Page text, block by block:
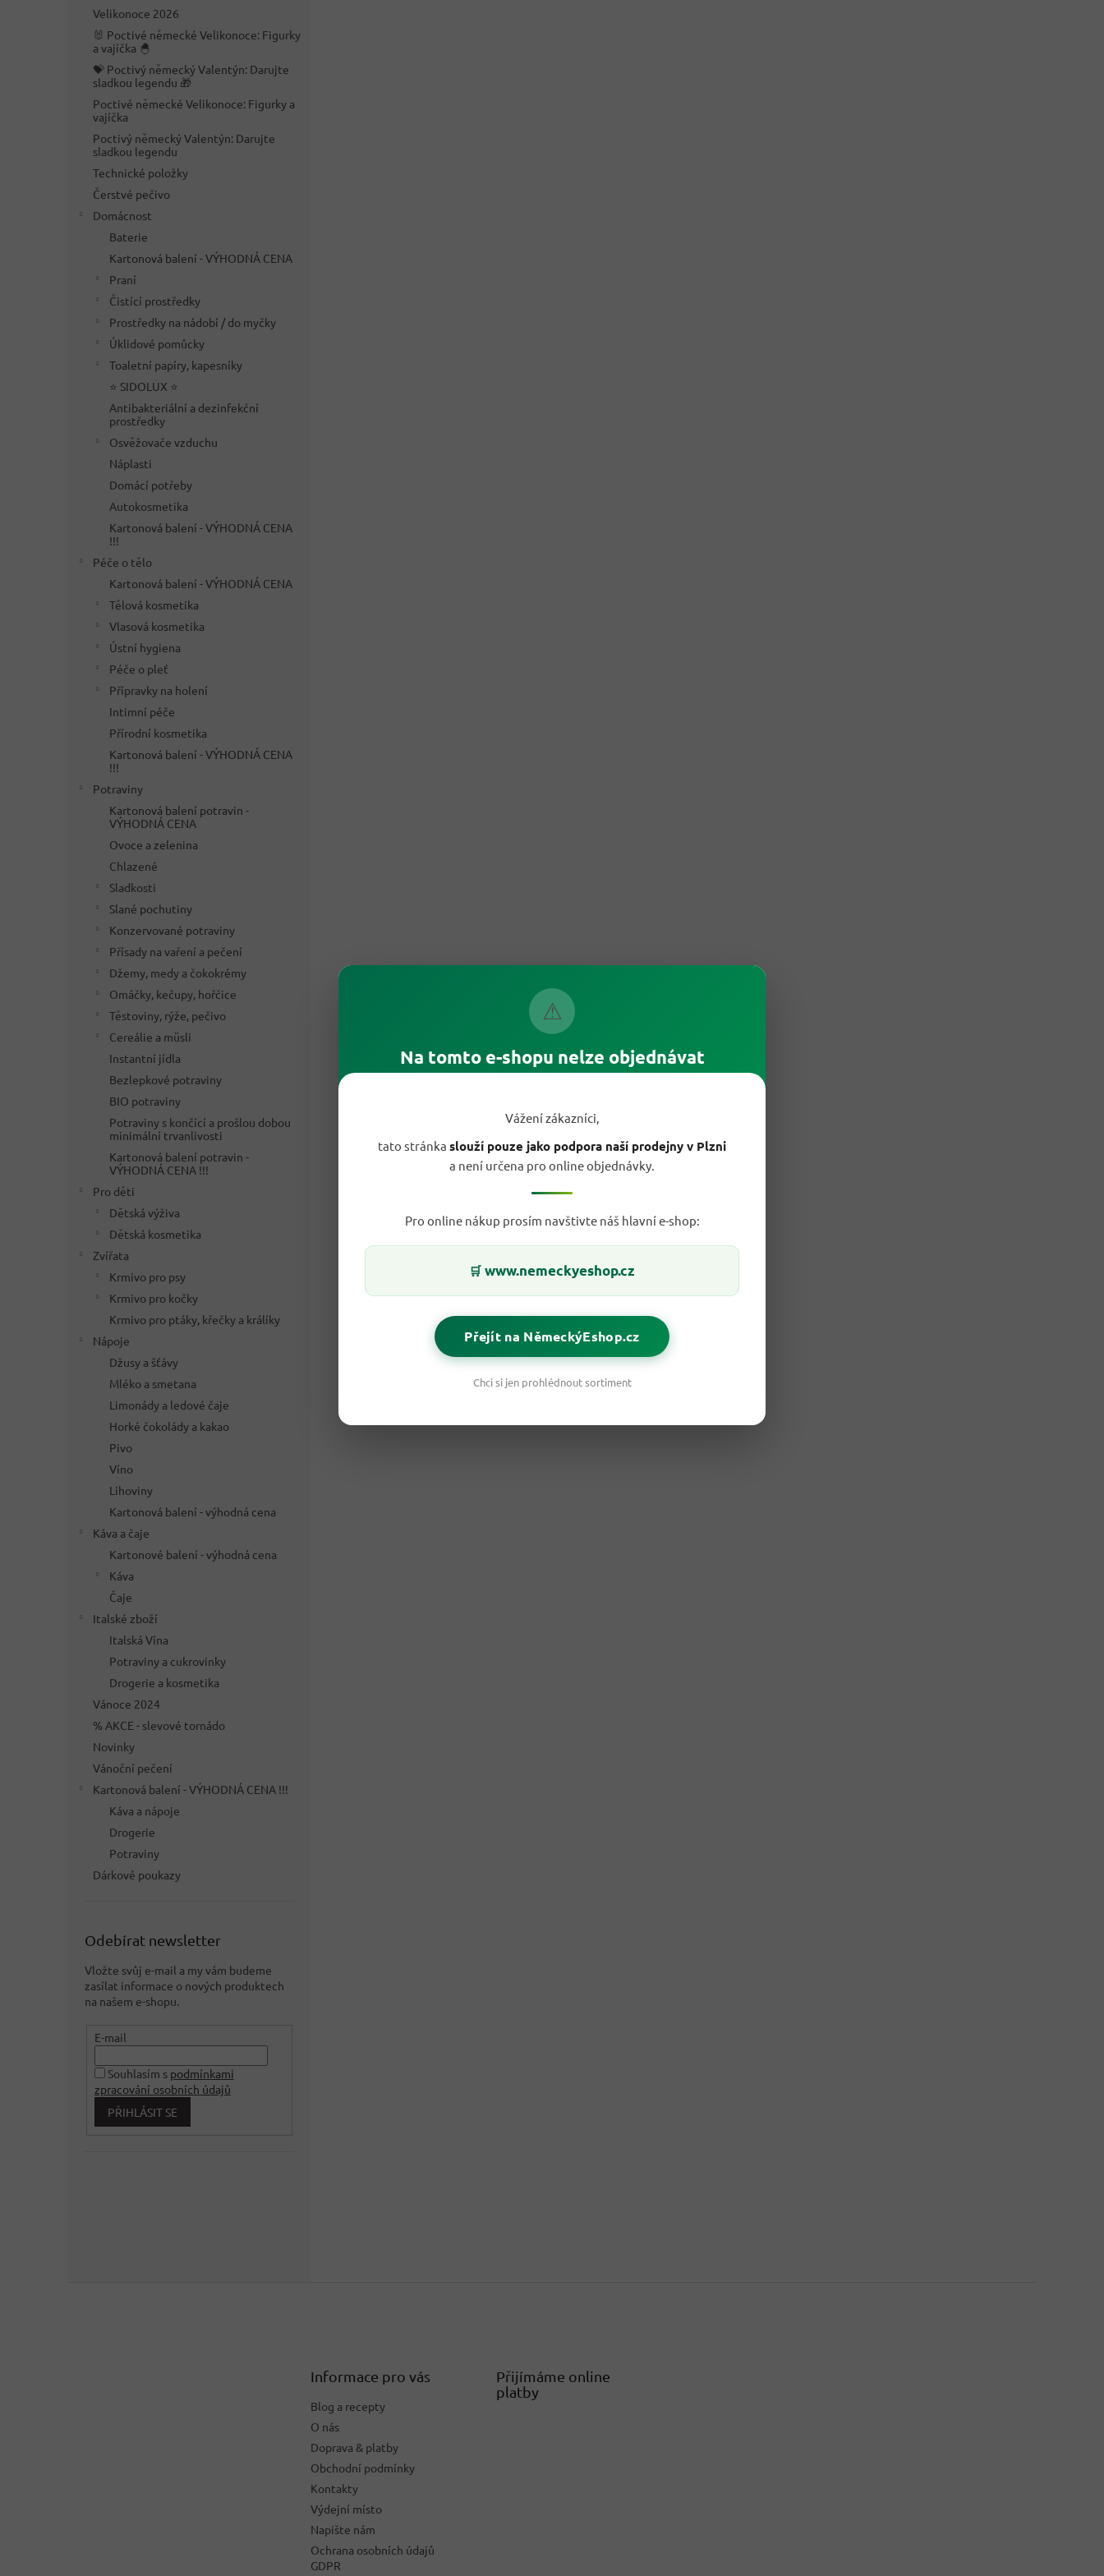
⚠
Na tomto e-shopu nelze objednávat
Vážení zákazníci,
tato stránka slouží pouze jako podpora naší prodejny v Plzni
a není určena pro online objednávky.
Pro online nákup prosím navštivte náš hlavní e-shop:
🛒 www.nemeckyeshop.cz
Přejít na NěmeckýEshop.cz
Chci si jen prohlédnout sortiment
Velikonoce 2026
🐰 Poctivé německé Velikonoce: Figurky
a vajíčka 🐣
💝 Poctivý německý Valentýn: Darujte
sladkou legendu 🎁
Poctivé německé Velikonoce: Figurky a
vajíčka
Poctivý německý Valentýn: Darujte
sladkou legendu
Technické položky
Čerstvé pečivo
Domácnost
Baterie
Kartonová balení - VÝHODNÁ CENA
Praní
Čistící prostředky
Prostředky na nádobí / do myčky
Úklidové pomůcky
Toaletní papíry, kapesníky
⭐ SIDOLUX ⭐
Antibakteriální a dezinfekční
prostředky
Osvěžovače vzduchu
Náplasti
Domácí potřeby
Autokosmetika
Kartonová balení - VÝHODNÁ CENA
!!!
Péče o tělo
Kartonová balení - VÝHODNÁ CENA
Tělová kosmetika
Vlasová kosmetika
Ústní hygiena
Péče o pleť
Přípravky na holení
Intimní péče
Přírodní kosmetika
Kartonová balení - VÝHODNÁ CENA
!!!
Potraviny
Kartonová balení potravin -
VÝHODNÁ CENA
Ovoce a zelenina
Chlazené
Sladkosti
Slané pochutiny
Konzervované potraviny
Přísady na vaření a pečení
Džemy, medy a čokokrémy
Omáčky, kečupy, hořčice
Těstoviny, rýže, pečivo
Cereálie a müsli
Instantní jídla
Bezlepkové potraviny
BIO potraviny
Potraviny s končící a prošlou dobou
minimální trvanlivosti
Kartonová balení potravin -
VÝHODNÁ CENA !!!
Pro děti
Dětská výživa
Dětská kosmetika
Zvířata
Krmivo pro psy
Krmivo pro kočky
Krmivo pro ptáky, křečky a králíky
Nápoje
Džusy a šťávy
Mléko a smetana
Limonády a ledové čaje
Horké čokolády a kakao
Pivo
Víno
Lihoviny
Kartonová balení - výhodná cena
Káva a čaje
Kartonové balení - výhodná cena
Káva
Čaje
Italské zboží
Italská Vína
Potraviny a cukrovinky
Drogerie a kosmetika
Vánoce 2024
% AKCE - slevové tornádo
Novinky
Vánoční pečení
Kartonová balení - VÝHODNÁ CENA !!!
Káva a nápoje
Drogerie
Potraviny
Dárkové poukazy
Odebírat newsletter
Vložte svůj e-mail a my vám budeme
zasílat informace o nových produktech
na našem e-shopu.
E-mail
Souhlasím s podmínkami
zpracování osobních údajů
PŘIHLÁSIT SE
Informace pro vás
Blog a recepty
O nás
Doprava & platby
Obchodní podmínky
Kontakty
Výdejní místo
Napište nám
Ochrana osobních údajů
GDPR
Přijímáme online
platby